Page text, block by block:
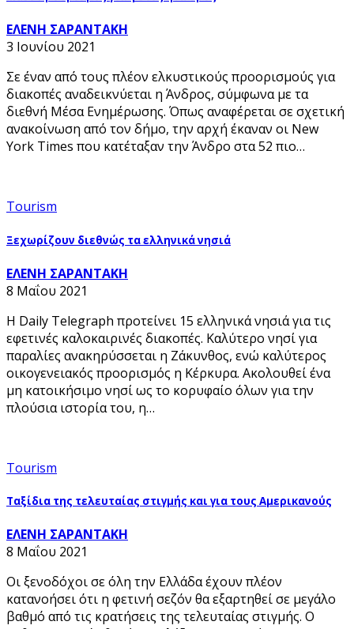
ΕΛΕΝΗ ΣΑΡΑΝΤΑΚΗ
3 Ιουνίου 2021
Σε έναν από τους πλέον ελκυστικούς προορισμούς για
διακοπές αναδεικνύεται η Άνδρος, σύμφωνα με τα
διεθνή Μέσα Ενημέρωσης. Όπως αναφέρεται σε σχετική
ανακοίνωση από τον δήμο, την αρχή έκαναν οι New
York Times που κατέταξαν την Άνδρο στα 52 πιο…
Tourism
Ξεχωρίζουν διεθνώς τα ελληνικά νησιά
ΕΛΕΝΗ ΣΑΡΑΝΤΑΚΗ
8 Μαΐου 2021
Η Daily Telegraph προτείνει 15 ελληνικά νησιά για τις
εφετινές καλοκαιρινές διακοπές. Καλύτερο νησί για
παραλίες ανακηρύσσεται η Ζάκυνθος, ενώ καλύτερος
οικογενειακός προορισμός η Κέρκυρα. Ακολουθεί ένα
μη κατοικήσιμο νησί ως το κορυφαίο όλων για την
πλούσια ιστορία του, η…
Tourism
Ταξίδια της τελευταίας στιγμής και για τους Αμερικανούς
ΕΛΕΝΗ ΣΑΡΑΝΤΑΚΗ
8 Μαΐου 2021
Οι ξενοδόχοι σε όλη την Ελλάδα έχουν πλέον
κατανοήσει ότι η φετινή σεζόν θα εξαρτηθεί σε μεγάλο
βαθμό από τις κρατήσεις της τελευταίας στιγμής. Ο